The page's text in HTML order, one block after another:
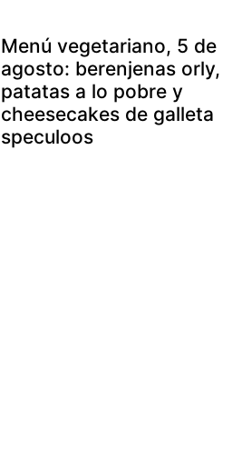
Menú vegetariano, 5 de
agosto: berenjenas orly,
patatas a lo pobre y
cheesecakes de galleta
speculoos